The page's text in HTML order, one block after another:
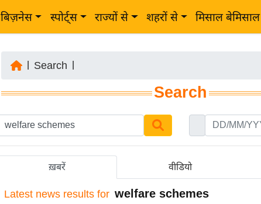
बिज़नेस स्पोर्ट्स राज्यों से शहरों से मिसाल बेमिसाल
Search
Search
ख़बरें वीडियो
Latest news results for welfare schemes